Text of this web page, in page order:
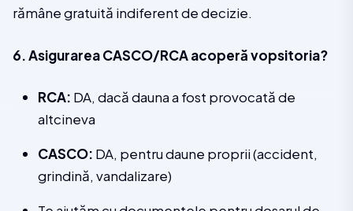
rămâne gratuită indiferent de decizie.
6. Asigurarea CASCO/RCA acoperă vopsitoria?
RCA: DA, dacă dauna a fost provocată de
altcineva
CASCO: DA, pentru daune proprii (accident,
grindină, vandalizare)